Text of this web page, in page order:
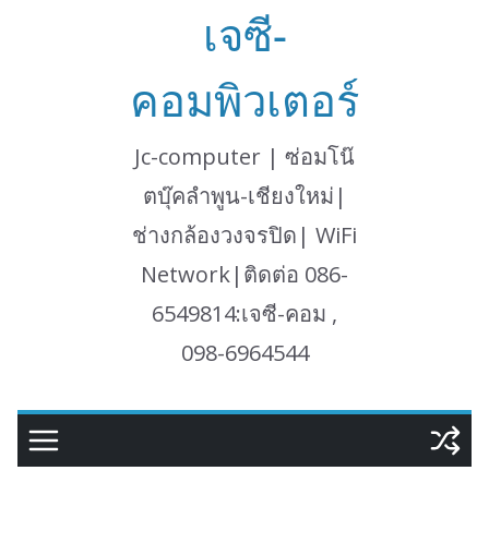
เจซี-
คอมพิวเตอร์
Jc-computer | ซ่อมโน๊
ตบุ๊คลำพูน-เชียงใหม่|
ช่างกล้องวงจรปิด| WiFi
Network|ติดต่อ 086-
6549814:เจซี-คอม ,
098-6964544